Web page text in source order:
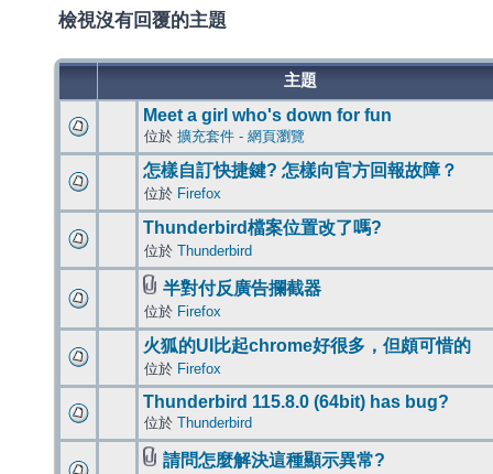
檢視沒有回覆的主題
主題
Meet a girl who's down for fun
位於 擴充套件 - 網頁瀏覽
怎樣自訂快捷鍵? 怎樣向官方回報故障？
位於 Firefox
Thunderbird檔案位置改了嗎?
位於 Thunderbird
半對付反廣告攔截器
位於 Firefox
火狐的UI比起chrome好很多，但頗可惜的
位於 Firefox
Thunderbird 115.8.0 (64bit) has bug?
位於 Thunderbird
請問怎麼解決這種顯示異常?